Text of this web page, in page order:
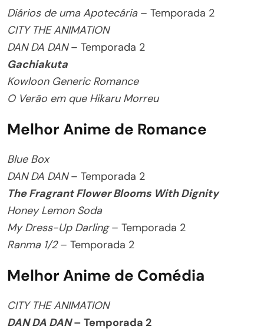
Diários de uma Apotecária– Temporada 2
CITY THE ANIMATION
DAN DA DAN– Temporada 2
Gachiakuta
Kowloon Generic Romance
O Verão em que Hikaru Morreu
Melhor Anime de Romance
Blue Box
DAN DA DAN– Temporada 2
The Fragrant Flower Blooms With Dignity
Honey Lemon Soda
My Dress-Up Darling– Temporada 2
Ranma 1/2– Temporada 2
Melhor Anime de Comédia
CITY THE ANIMATION
DAN DA DAN– Temporada 2